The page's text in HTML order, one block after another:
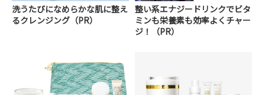
洗うたびになめらかな肌に整え
るクレンジング（PR）
整い系エナジードリンクでビタ
ミンも栄養素も効率よくチャー
ジ！（PR）